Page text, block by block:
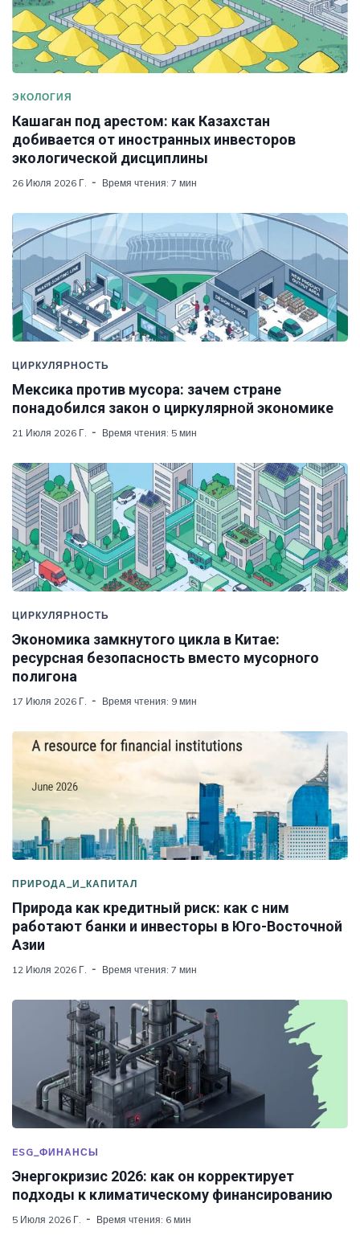
ЭКОЛОГИЯ
Кашаган под арестом: как Казахстан
добивается от иностранных инвесторов
экологической дисциплины
26 Июля 2026 Г. Время чтения: 7 мин
ЦИРКУЛЯРНОСТЬ
Мексика против мусора: зачем стране
понадобился закон о циркулярной экономике
21 Июля 2026 Г. Время чтения: 5 мин
ЦИРКУЛЯРНОСТЬ
Экономика замкнутого цикла в Китае:
ресурсная безопасность вместо мусорного
полигона
17 Июля 2026 Г. Время чтения: 9 мин
ПРИРОДА_И_КАПИТАЛ
Природа как кредитный риск: как с ним
работают банки и инвесторы в Юго-Восточной
Азии
12 Июля 2026 Г. Время чтения: 7 мин
ESG_ФИНАНСЫ
Энергокризис 2026: как он корректирует
подходы к климатическому финансированию
5 Июля 2026 Г. Время чтения: 6 мин